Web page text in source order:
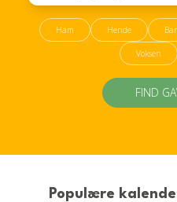
Ham Hende
Voksen
FIND
Populære